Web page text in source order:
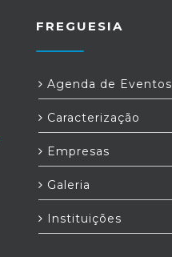
FREGUESIA
Agenda de Eventos
Caracterização
Empresas
Galeria
Instituições